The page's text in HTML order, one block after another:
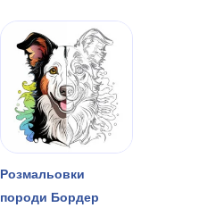
Розмальовки
породи Бордер